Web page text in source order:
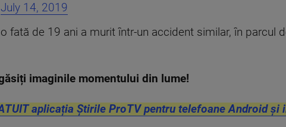
July 14, 2019
fată de 19 ani a murit într-un accident similar, în parcul
imaginile momentului din lume!
aplicația Știrile ProTV pentru telefoane Android și